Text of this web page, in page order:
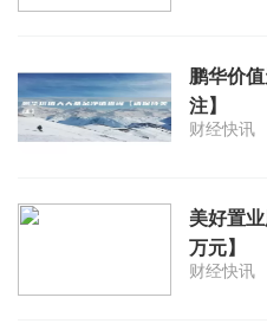
鹏华价
注】
财经快讯
美好置
万元】
财经快讯